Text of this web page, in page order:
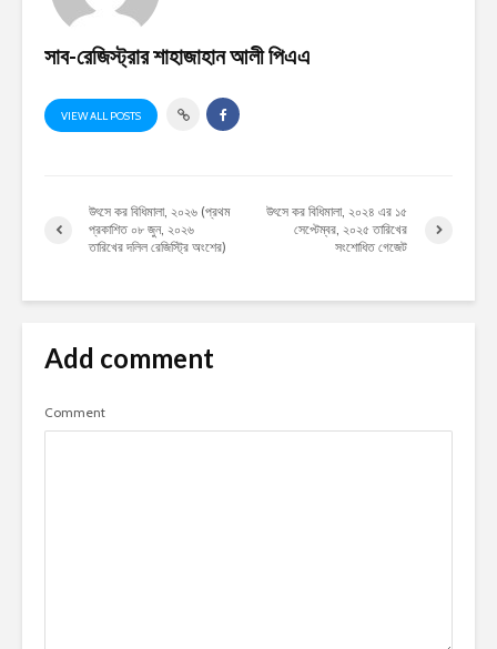
সাব-রেজিস্ট্রার শাহাজাহান আলী পিএএ
VIEW ALL POSTS
উৎসে কর বিধিমালা, ২০২৬ (প্রথম
প্রকাশিত ০৮ জুন, ২০২৬
তারিখের দলিল রেজিস্ট্রি অংশের)
উৎসে কর বিধিমালা, ২০২৪ এর ১৫
সেপ্টেম্বর, ২০২৫ তারিখের
সংশোধিত গেজেট
Add comment
Comment